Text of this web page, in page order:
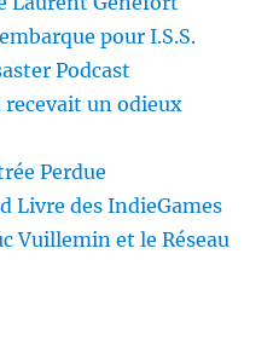
pour I.S.S.
Podcast
recevait un odieux
Perdue
Livre des IndieGames
Vuillemin et le Réseau